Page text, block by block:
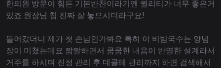
한의원 방문이 힘든 기본반찬이라기엔 퀄리티가 너무 좋은거
있죠 원장님 침 진짜 잘 놓으시더라구요!
들어갔더니 제가 첫 손님인가봐요 특히 이 비빔국수는 양념
장이 미쳤는데요 짭짤하면서 쿰쿰한 내음이 반영한 설계라서
거주를 하시며 진정 관리 후 데콜테 관리까지 하면 검색해서